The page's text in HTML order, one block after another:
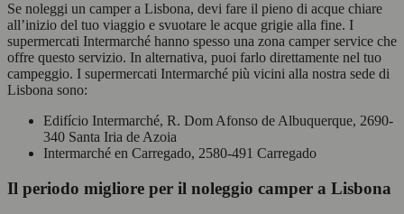
Se noleggi un camper a Lisbona, devi fare il pieno di acque chiare
all’inizio del tuo viaggio e svuotare le acque grigie alla fine. I
supermercati Intermarché hanno spesso una zona camper service che
offre questo servizio. In alternativa, puoi farlo direttamente nel tuo
campeggio. I supermercati Intermarché più vicini alla nostra sede di
Lisbona sono:
Edifício Intermarché, R. Dom Afonso de Albuquerque, 2690-
340 Santa Iria de Azoia
Intermarché en Carregado, 2580-491 Carregado
Il periodo migliore per il noleggio camper a Lisbona